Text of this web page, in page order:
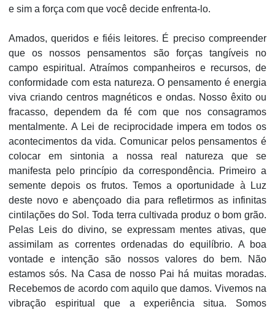
e sim a força com que você decide enfrenta-lo.
Amados, queridos e fiéis leitores. É preciso compreender
que os nossos pensamentos são forças tangíveis no
campo espiritual. Atraímos companheiros e recursos, de
conformidade com esta natureza. O pensamento é energia
viva criando centros magnéticos e ondas. Nosso êxito ou
fracasso, dependem da fé com que nos consagramos
mentalmente. A Lei de reciprocidade impera em todos os
acontecimentos da vida. Comunicar pelos pensamentos é
colocar em sintonia a nossa real natureza que se
manifesta pelo princípio da correspondência. Primeiro a
semente depois os frutos. Temos a oportunidade à Luz
deste novo e abençoado dia para refletirmos as infinitas
cintilações do Sol. Toda terra cultivada produz o bom grão.
Pelas Leis do divino, se expressam mentes ativas, que
assimilam as correntes ordenadas do equilíbrio. A boa
vontade e intenção são nossos valores do bem. Não
estamos sós. Na Casa de nosso Pai há muitas moradas.
Recebemos de acordo com aquilo que damos. Vivemos na
vibração espiritual que a experiência situa. Somos